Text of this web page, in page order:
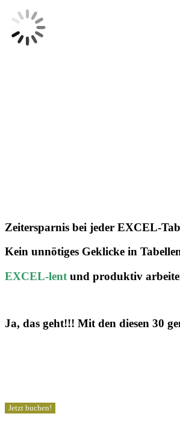
Zum
Inhalt
springen
Zeitersparnis bei jeder EXCEL-
Kein unnötiges Geklicke in
EXCEL-lent und produktiv
Ja, das geht!!! Mit den diesen 30
Jetzt buchen!